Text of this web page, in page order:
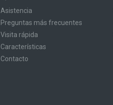
Asistencia
Preguntas más frecuentes
Visita rápida
Características
Contacto